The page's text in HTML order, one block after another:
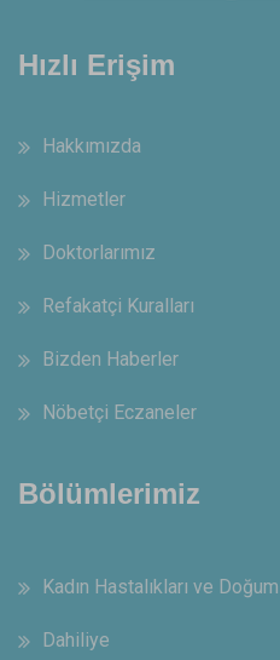
Hızlı Erişim
Hakkımızda
Hizmetler
Doktorlarımız
Refakatçi Kuralları
Bizden Haberler
Nöbetçi Eczaneler
Bölümlerimiz
Kadın Hastalıkları ve Doğum
Dahiliye